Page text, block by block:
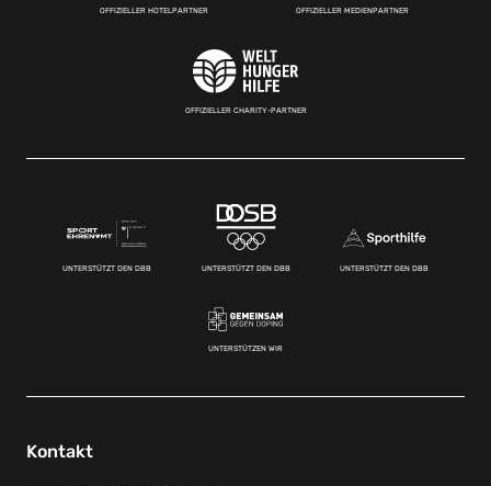
OFFIZIELLER HOTELPARTNER OFFIZIELLER MEDIENPARTNER
OFFIZIELLER CHARITY-PARTNER
UNTERSTÜTZT DEN DBB UNTERSTÜTZT DEN DBB UNTERSTÜTZT DEN DBB
UNTERSTÜTZEN WIR
Kontakt